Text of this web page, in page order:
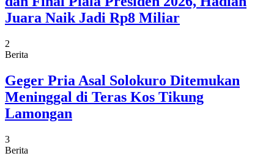
Juara Naik Jadi Rp8 Miliar
2
Berita
Geger Pria Asal Solokuro Ditemukan
Meninggal di Teras Kos Tikung
Lamongan
3
Berita